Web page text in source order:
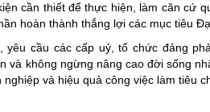
Người
Điểm
cần thiết để thực hiện, làm căn cứ
hoàn thành thắng lợi các mục tiêu
cầu các cấp uỷ, tổ chức đảng
và không ngừng nâng cao đời sống
và hiệu quả công việc làm tiêu